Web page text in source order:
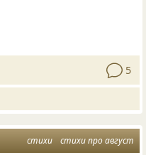
5
стихи стихи про август